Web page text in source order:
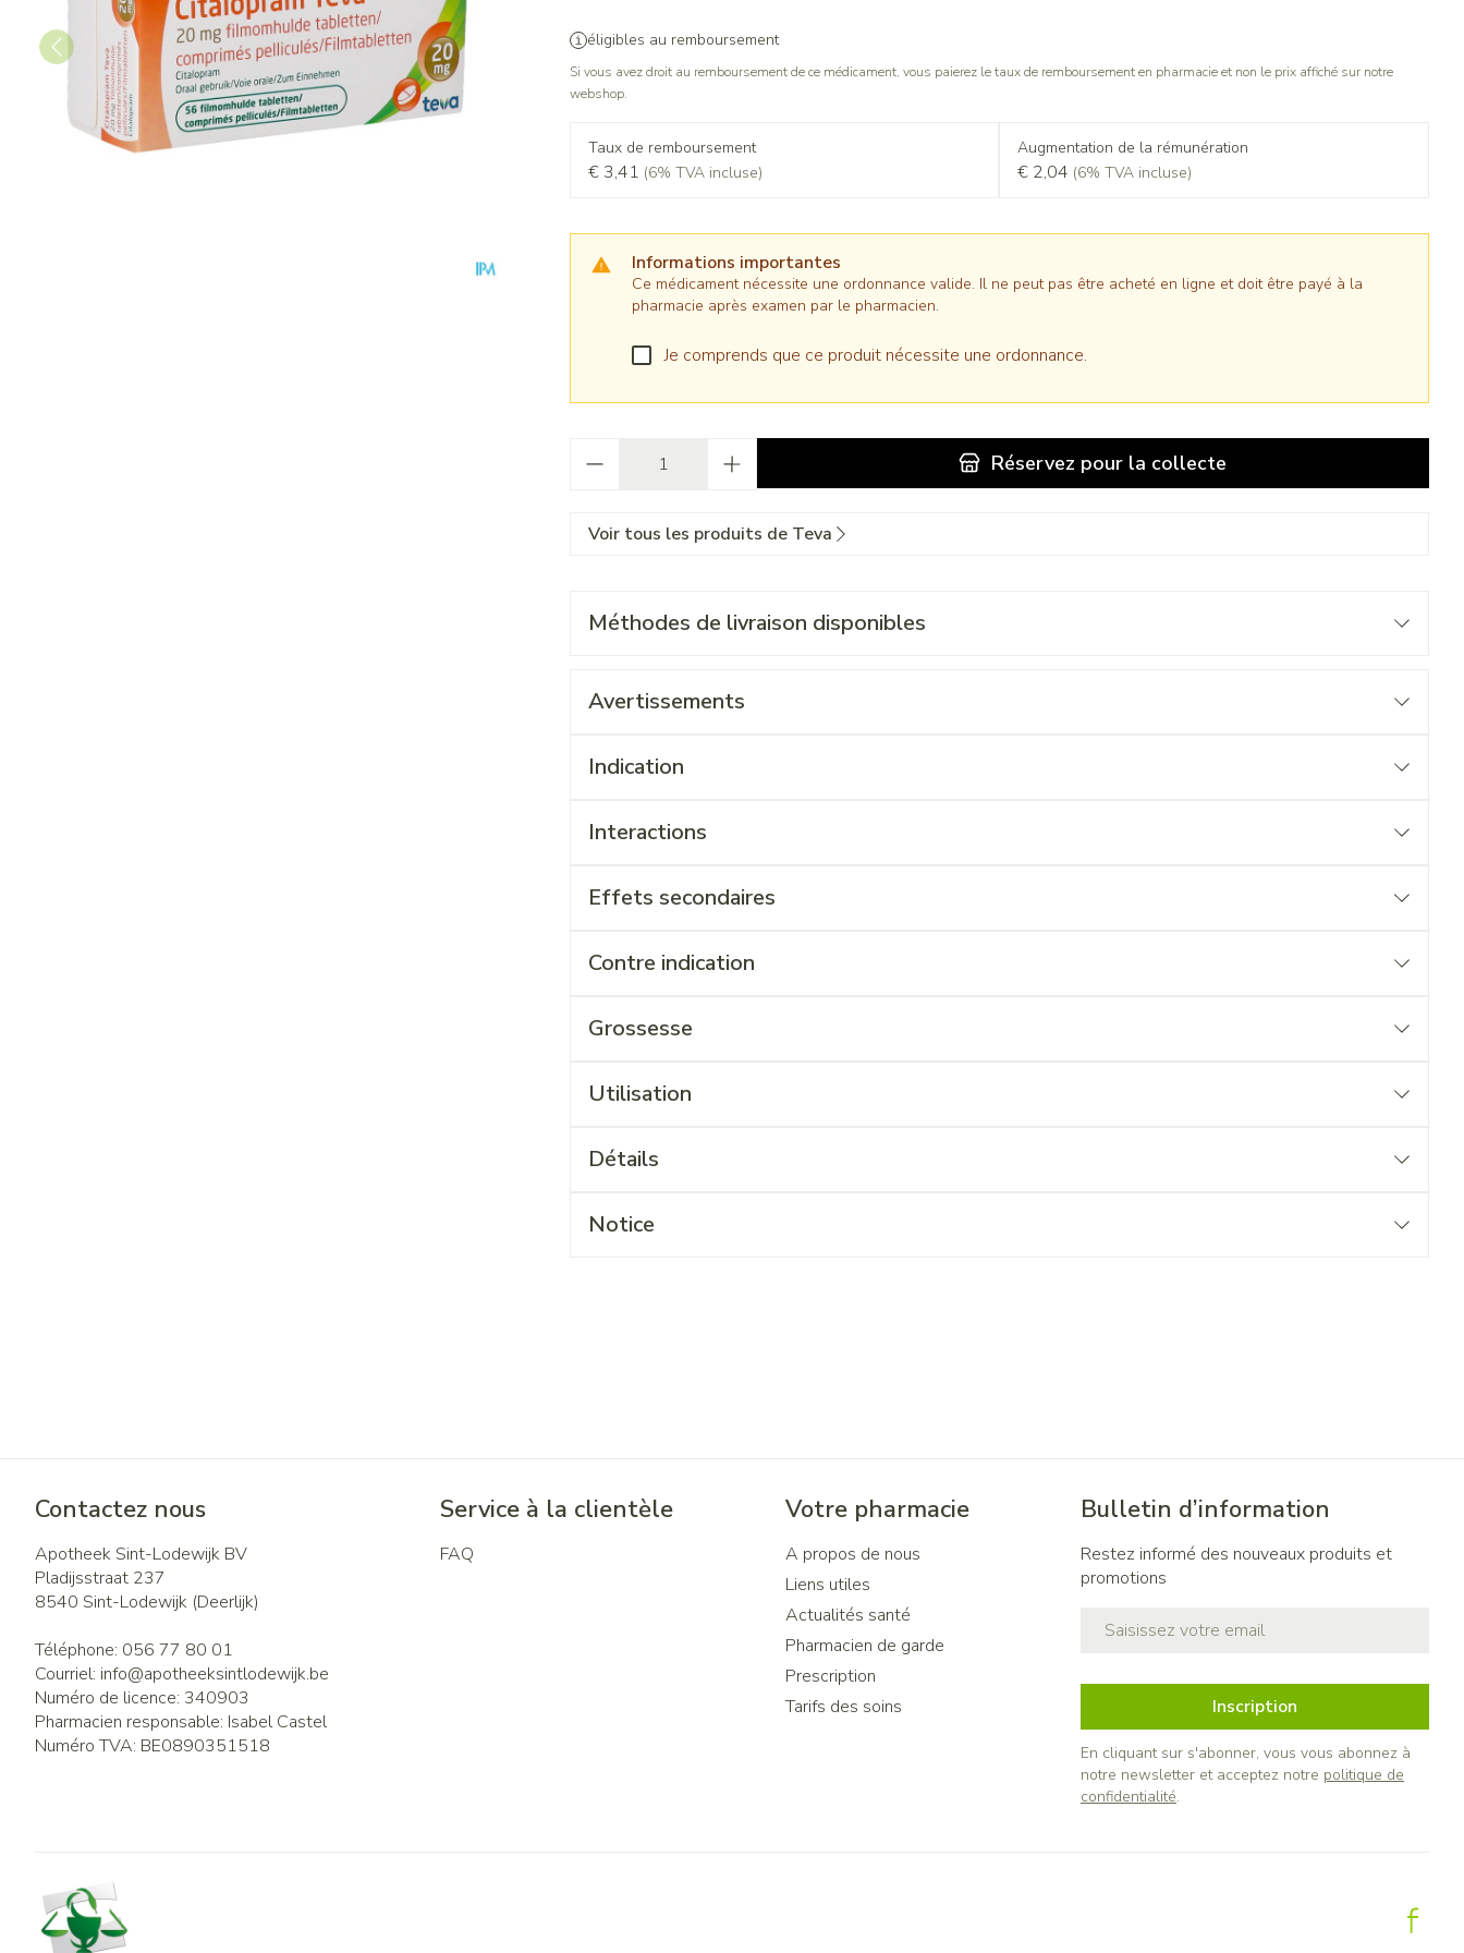
éligibles au remboursement
Si vous avez droit au remboursement de ce médicament, vous paierez le taux de remboursement en pharmacie et non le prix affiché sur notre
webshop.
Taux de remboursement
€ 3,41 (6% TVA incluse)
Augmentation de la rémunération
€ 2,04 (6% TVA incluse)
Informations importantes
Ce médicament nécessite une ordonnance valide. Il ne peut pas être acheté en ligne et doit être payé à la
pharmacie après examen par le pharmacien.
Je comprends que ce produit nécessite une ordonnance.
Réservez pour la collecte
Voir tous les produits de Teva
Méthodes de livraison disponibles
Avertissements
Indication
Interactions
Effets secondaires
Contre indication
Grossesse
Utilisation
Détails
Notice
Contactez nous
Apotheek Sint-Lodewijk BV
Pladijsstraat 237
8540 Sint-Lodewijk (Deerlijk)
Téléphone: 056 77 80 01
Courriel: info@apotheeksintlodewijk.be
Numéro de licence: 340903
Pharmacien responsable: Isabel Castel
Numéro TVA: BE0890351518
Service à la clientèle
FAQ
Votre pharmacie
A propos de nous
Liens utiles
Actualités santé
Pharmacien de garde
Prescription
Tarifs des soins
Bulletin d’information
Restez informé des nouveaux produits et
promotions
Inscription
En cliquant sur s'abonner, vous vous abonnez à
notre newsletter et acceptez notre politique de
confidentialité.